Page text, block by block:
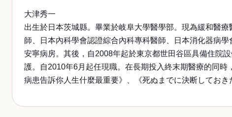
大津秀一
出生於日本茨城縣。畢業於岐阜大學醫學部。現為緩和醫
師、日本內科學會認證綜合內科專科醫師、日本消化器病
安寧病房。其後，自2008年起於東京都世田谷區具備住院
護。自2010年6月起任現職。在長期投入終末期醫療的同
病患告訴你人生什麼最重要》、《死ぬまでに決断してお